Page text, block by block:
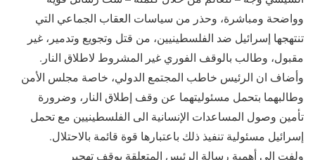
وواضحة ومباشرة، وحذر من سياسات العقاب الجماعي التي
تنتهجها إسرائيل ضد الفلسطينيين، من قتل وتجويع وتدمير، غير
مقبول، وطالب بالوقف الفوري غير المشروط لاطلاق النار.
وأضاف ان الرئيس خاطب المجتمع الدولي، خاصة مجلس الأمن
وطالبهما بتحمل مسئوليتهما عن وقف إطلاق النار، وضرورة
تأمين وصول المساعدات الإنسانية الى الفلسطينيين مع تحمل
إسرائيل مسئولية تنفيذ ذلك باعتبارها قوة قائمة بالاحتلال.
ولفت إلى أهمية رسالة الرئيس المتعلقة بوقف تهجير